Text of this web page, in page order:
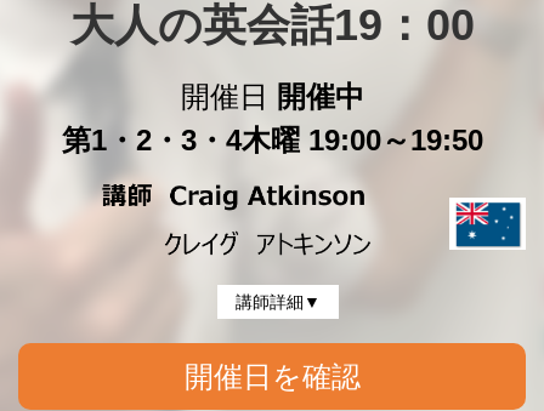
大人の英会話19：00
開催日
開催中
第1・2・3・4木曜 19:00～19:50
講師詳細▼
開催日を確認